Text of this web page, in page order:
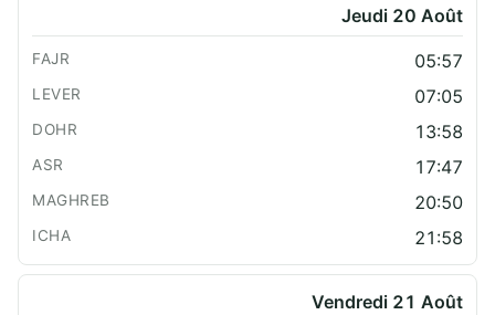
Jeudi 20 Août
05:57
07:05
13:58
17:47
20:50
21:58
Vendredi 21 Août